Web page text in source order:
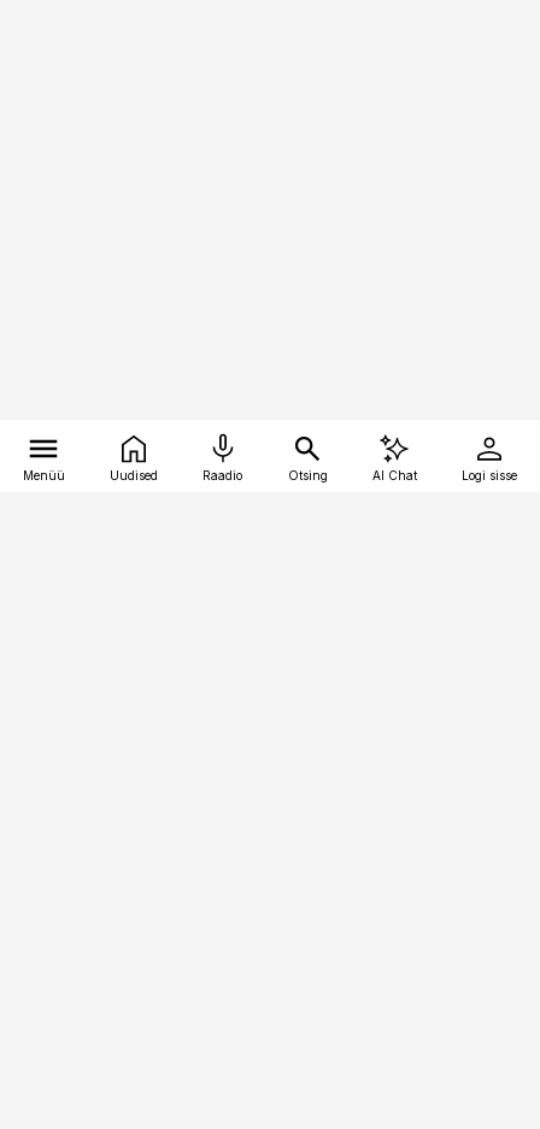
Menüü Uudised Raadio Otsing AI Chat Logi sisse